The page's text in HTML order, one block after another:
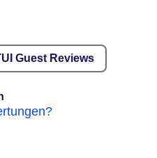
Guest Reviews